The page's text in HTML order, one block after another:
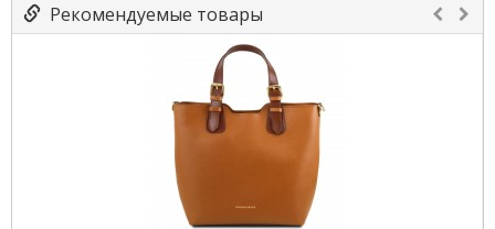
Рекомендуемые товары